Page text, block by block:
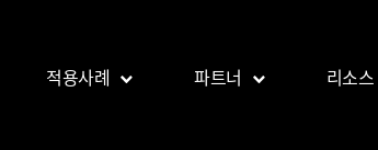
적용사례 파트너 리소스